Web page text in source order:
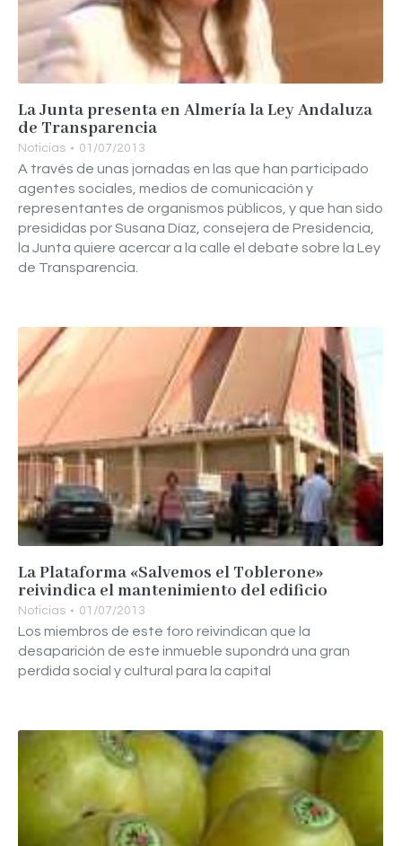
La Junta presenta en Almería la Ley Andaluza
de Transparencia
Noticias 01/07/2013
A través de unas jornadas en las que han participado
agentes sociales, medios de comunicación y
representantes de organismos públicos, y que han sido
presididas por Susana Díaz, consejera de Presidencia,
la Junta quiere acercar a la calle el debate sobre la Ley
de Transparencia.
La Plataforma «Salvemos el Toblerone»
reivindica el mantenimiento del edificio
Noticias 01/07/2013
Los miembros de este foro reivindican que la
desaparición de este inmueble supondrá una gran
perdida social y cultural para la capital